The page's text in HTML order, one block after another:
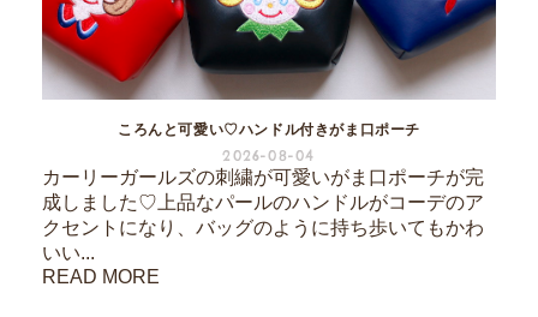
ころんと可愛い♡ハンドル付きがま口ポーチ
2026-08-04
カーリーガールズの刺繍が可愛いがま口ポーチが完
成しました♡上品なパールのハンドルがコーデのア
クセントになり、バッグのように持ち歩いてもかわ
いい...
READ MORE